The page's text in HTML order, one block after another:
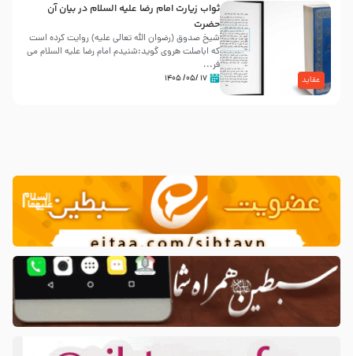
عقاید
ثواب زیارت امام رضا علیه السلام در بیان آن
حضرت
شیخ صدوق (رضوان الله تعالی علیه) روایت کرده است
که اباصلت هروی گوید:شنیدم امام رضا علیه السلام می
فر...
۱۷ /۰۵/ ۱۴۰۵